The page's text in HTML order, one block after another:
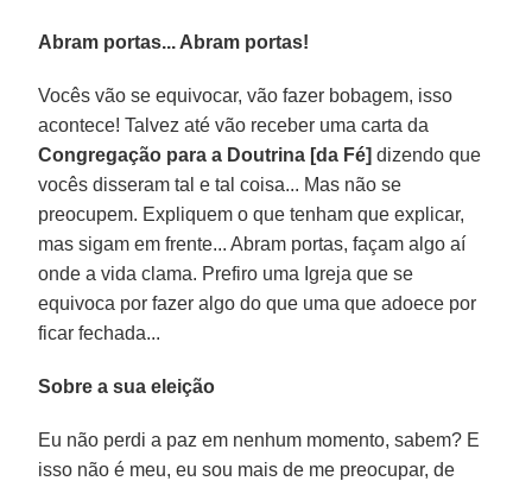
Abram portas... Abram portas!
Vocês vão se equivocar, vão fazer bobagem, isso
acontece! Talvez até vão receber uma carta da
Congregação para a Doutrina [da Fé] dizendo que
vocês disseram tal e tal coisa... Mas não se
preocupem. Expliquem o que tenham que explicar,
mas sigam em frente... Abram portas, façam algo aí
onde a vida clama. Prefiro uma Igreja que se
equivoca por fazer algo do que uma que adoece por
ficar fechada...
Sobre a sua eleição
Eu não perdi a paz em nenhum momento, sabem? E
isso não é meu, eu sou mais de me preocupar, de